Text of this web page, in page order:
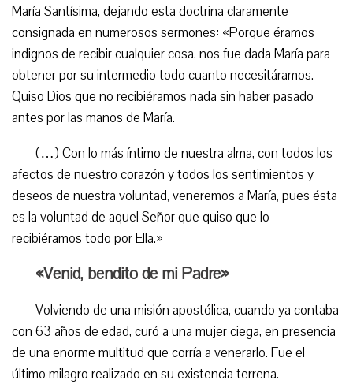
María Santísima, dejando esta doctrina claramente
consignada en numerosos sermones: «Porque éramos
indignos de recibir cualquier cosa, nos fue dada María para
obtener por su intermedio todo cuanto necesitáramos.
Quiso Dios que no recibiéramos nada sin haber pasado
antes por las manos de María.
(…) Con lo más íntimo de nuestra alma, con todos los
afectos de nuestro corazón y todos los sentimientos y
deseos de nuestra voluntad, veneremos a María, pues ésta
es la voluntad de aquel Señor que quiso que lo
recibiéramos todo por Ella.»
«Venid, bendito de mi Padre»
Volviendo de una misión apostólica, cuando ya contaba
con 63 años de edad, curó a una mujer ciega, en presencia
de una enorme multitud que corría a venerarlo. Fue el
último milagro realizado en su existencia terrena.